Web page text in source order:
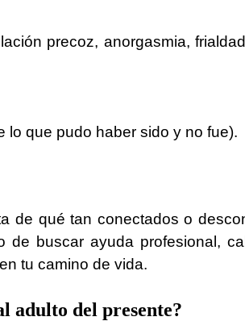
precoz, anorgasmia,
lo que pudo haber sido y no fue).
de qué tan conectados o
buscar ayuda profesional,
tu camino de vida.
adulto del presente?